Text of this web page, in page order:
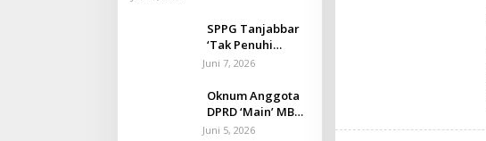
SPPG Tanjabbar
‘Tak Penuhi
Standar’, H.
Korwil,
Bertanggungjaw
ab Terkait itu,”
Juni 7, 2026
Oknum Anggota
DPRD ‘Main’ MBG,
Havvy : “Setiap
Juni 5, 2026